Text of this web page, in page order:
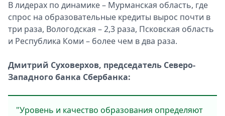
В лидерах по динамике – Мурманская область, где
спрос на образовательные кредиты вырос почти в
три раза, Вологодская – 2,3 раза, Псковская область
и Республика Коми – более чем в два раза.
Дмитрий Суховерхов, председатель Северо-
Западного банка Сбербанка:
"Уровень и качество образования определяют